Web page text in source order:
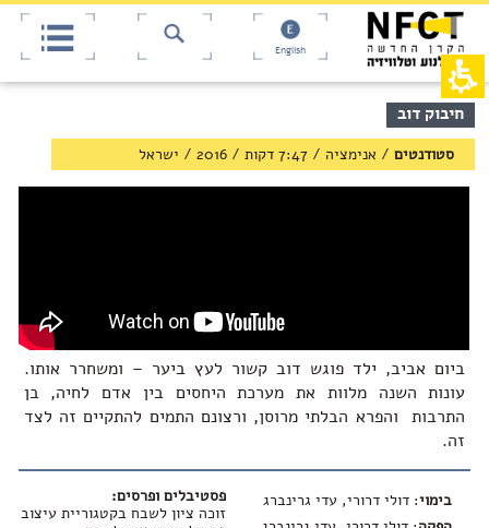
תחילתו
אינטרנט,
לחץ
אנטר
כדי
לאזור
תוכן
ראש
באפשרותך
ללחוץ
אנטר
כדי
לדלג
English
תוכן
מרכזי,
באפשרותך
ללחוץ
אנטר
חיבוק דוב
סטודנטים / אנימציה / 7:47 דקות /
2016
/ ישראל
ביום אביב, ילד פוגש דוב קשור לעץ ביער – ומשחרר אותו.
עונות השנה מלוות את מערכת היחסים בין אדם לחיה, בן
התרבות והפרא הבלתי מרוסן, ורצונם התמים להתקיים זה לצד
זה.
פסטיבלים ופרסים:
זוכה ציון לשבח בקטגוריית עיצוב
בימוי: דולי דרורי, עדי גרינברג